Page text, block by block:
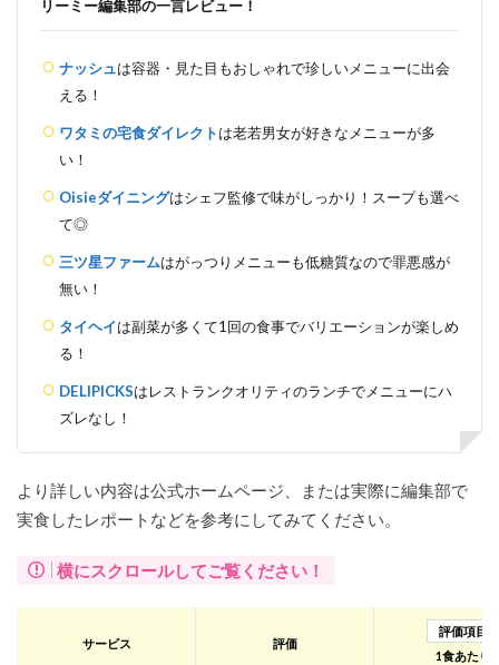
リーミー編集部の一言レビュー！
ナッシュは容器・見た目もおしゃれで珍しいメニューに出会
える！
ワタミの宅食ダイレクトは老若男女が好きなメニューが多
い！
Oisieダイニングはシェフ監修で味がしっかり！スープも選べ
て◎
三ツ星ファームはがっつりメニューも低糖質なので罪悪感が
無い！
タイヘイは副菜が多くて1回の食事でバリエーションが楽しめ
る！
DELIPICKSはレストランクオリティのランチでメニューにハ
ズレなし！
より詳しい内容は公式ホームページ、または実際に編集部で
実食したレポートなどを参考にしてみてください。
横にスクロールしてご覧ください！
サービス 評価
評価項目
1食あたり